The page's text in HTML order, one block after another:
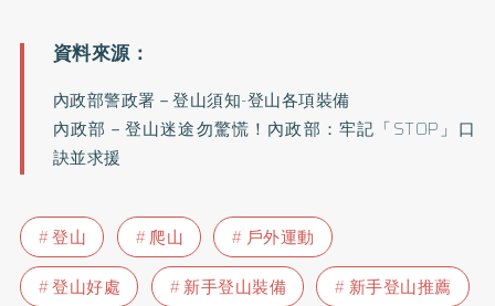
內政部警政署－登山須知-登山各項裝備
內政部－ 登山迷途勿驚慌！內政部：牢記「STOP」口
訣並求援
登山 爬山
戶外運動
登山好處
新手登山裝備 新手登山推薦